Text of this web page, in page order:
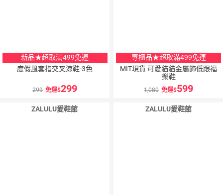
新品★超取滿499免運
度假風套指交叉涼鞋-3色
299 免運 299
專櫃品★超取滿499免運
MIT現貨 可愛貓貓金屬飾低跟福
樂鞋
1,080 免運 599
ZALULU愛鞋館 ZALULU愛鞋館